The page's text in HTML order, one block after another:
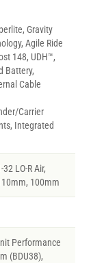
Gravity
Agile Ride
148, UDH™,
Battery,
Cable
Carrier
Integrated
LO-R Air,
100mm
Performance
(BDU38),